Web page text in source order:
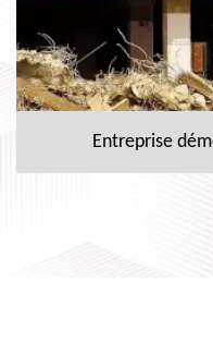
Entreprise